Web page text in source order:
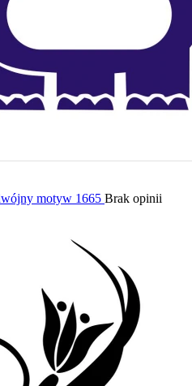
motyw 1665 Brak opinii